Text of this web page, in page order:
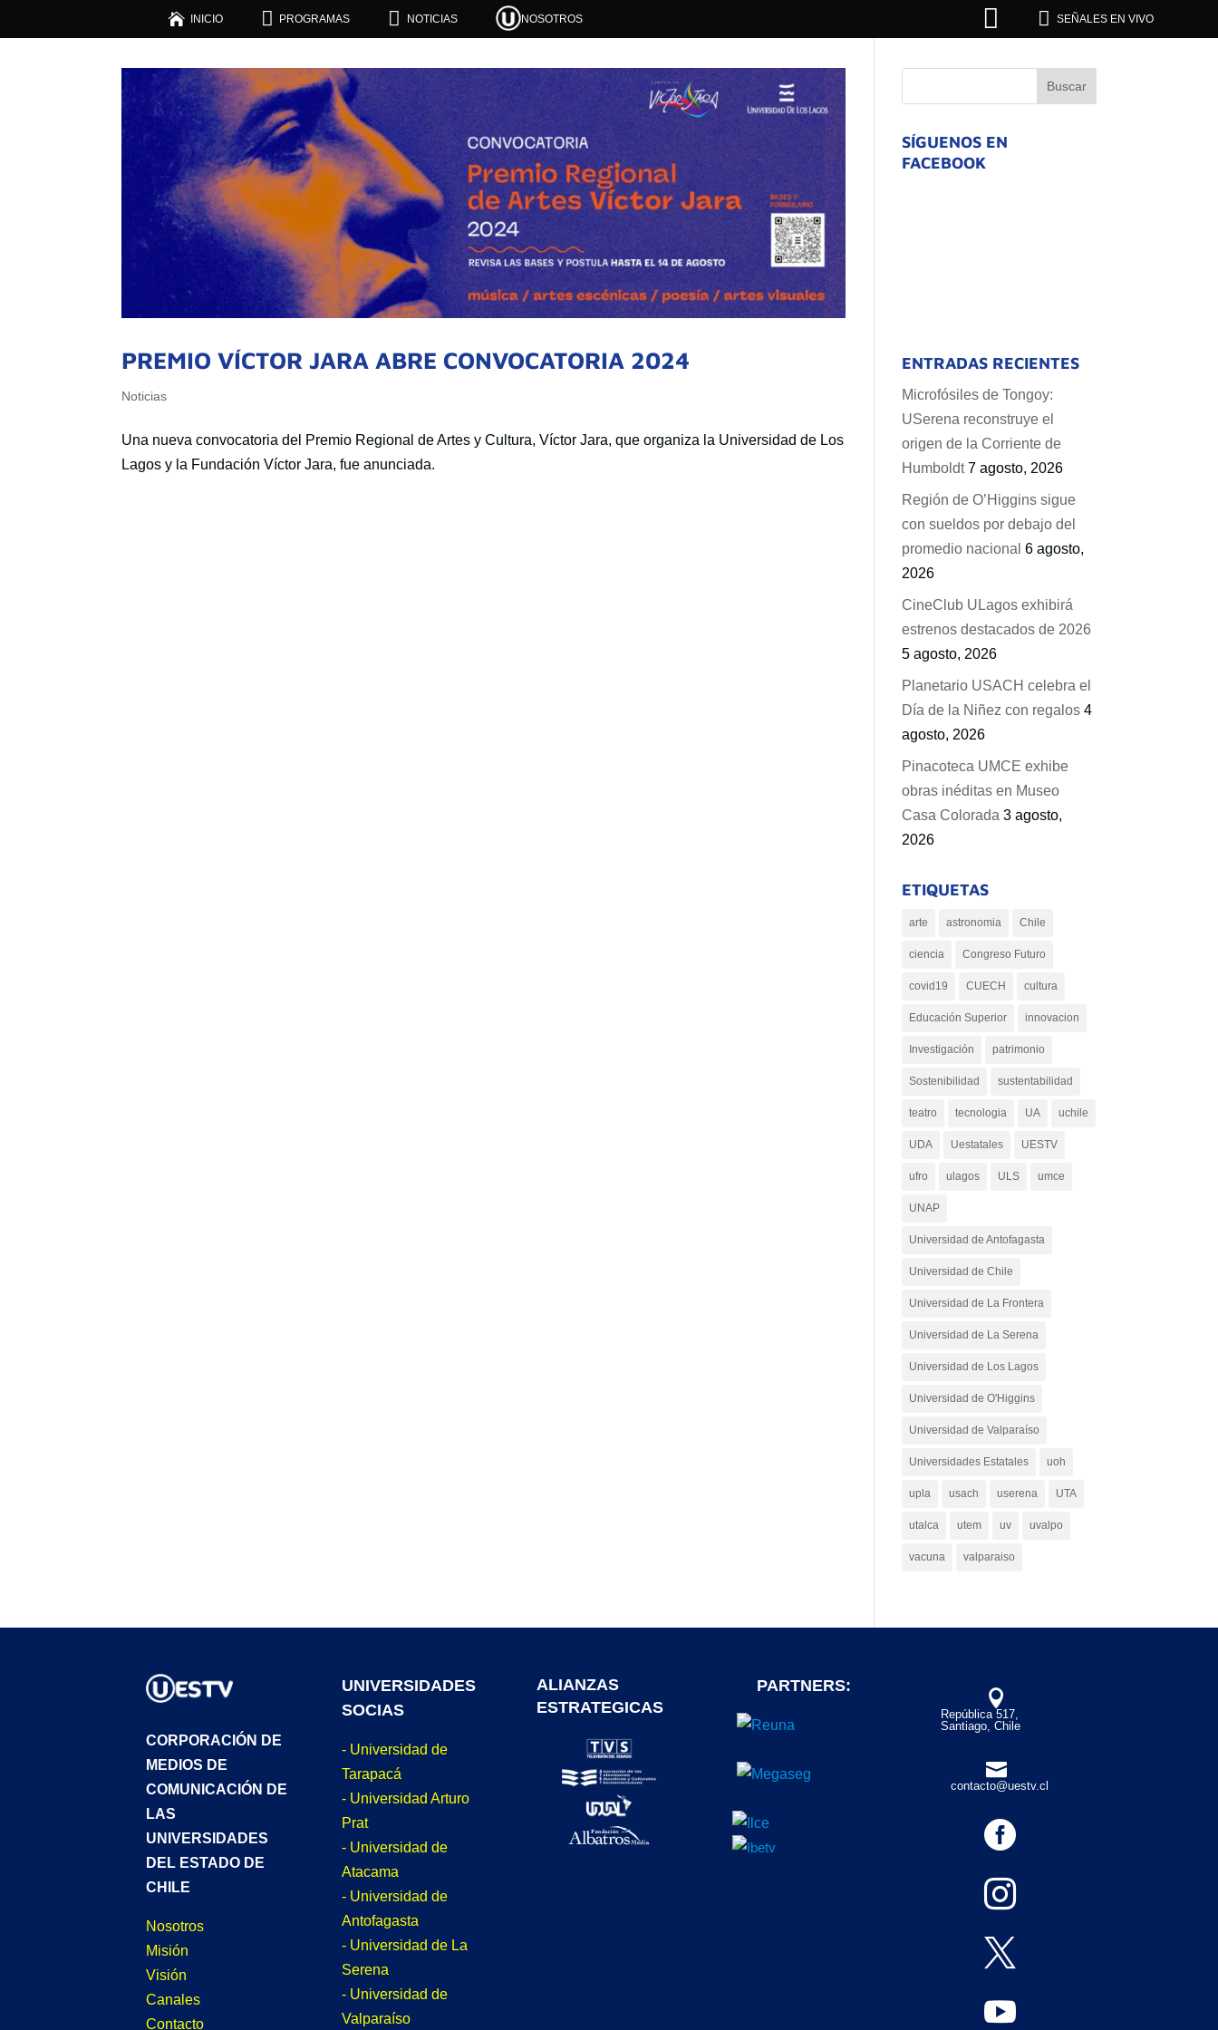
 INICIO  PROGRAMAS  NOTICIAS NOSOTROS   SEÑALES EN VIVO
PREMIO VÍCTOR JARA ABRE CONVOCATORIA 2024
Noticias
Una nueva convocatoria del Premio Regional de Artes y Cultura, Víctor Jara, que organiza la Universidad de Los
Lagos y la Fundación Víctor Jara, fue anunciada.
SÍGUENOS EN
FACEBOOK
ENTRADAS RECIENTES
Microfósiles de Tongoy:
USerena reconstruye el
origen de la Corriente de
Humboldt 7 agosto, 2026
Región de O’Higgins sigue
con sueldos por debajo del
promedio nacional 6 agosto,
2026
CineClub ULagos exhibirá
estrenos destacados de 2026
5 agosto, 2026
Planetario USACH celebra el
Día de la Niñez con regalos 4
agosto, 2026
Pinacoteca UMCE exhibe
obras inéditas en Museo
Casa Colorada 3 agosto,
2026
ETIQUETAS
arte astronomia Chile
ciencia Congreso Futuro
covid19 CUECH cultura
Educación Superior innovacion
Investigación patrimonio
Sostenibilidad sustentabilidad
teatro tecnologia UA uchile
UDA Uestatales UESTV
ufro ulagos ULS umce
UNAP
Universidad de Antofagasta
Universidad de Chile
Universidad de La Frontera
Universidad de La Serena
Universidad de Los Lagos
Universidad de O'Higgins
Universidad de Valparaíso
Universidades Estatales uoh
upla usach userena UTA
utalca utem uv uvalpo
vacuna valparaiso
CORPORACIÓN DE
MEDIOS DE
COMUNICACIÓN DE
LAS
UNIVERSIDADES
DEL ESTADO DE
CHILE
Nosotros
Misión
Visión
Canales
Contacto
UNIVERSIDADES
SOCIAS
- Universidad de
Tarapacá
- Universidad Arturo
Prat
- Universidad de
Atacama
- Universidad de
Antofagasta
- Universidad de La
Serena
- Universidad de
Valparaíso
ALIANZAS
ESTRATEGICAS
PARTNERS:

República 517,
Santiago, Chile

contacto@uestv.cl



